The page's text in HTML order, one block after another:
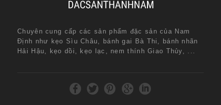
Chuyên cung cấp các sản phẩm đặc sản của Nam
Định như kẹo Sìu Châu, bánh gai Bà Thi, bánh nhãn
Hải Hậu, kẹo dồi, kẹo lạc, nem thính Giao Thủy, ...